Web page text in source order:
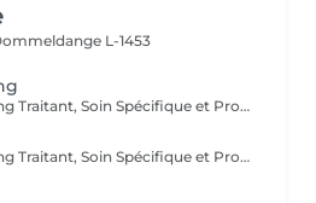
L-1453
Diagnostique, Shampooing Traitant, Soin Spécifique et Produits Coiffants inclus
Diagnostique, Shampooing Traitant, Soin Spécifique et Produits Coiffants inclus